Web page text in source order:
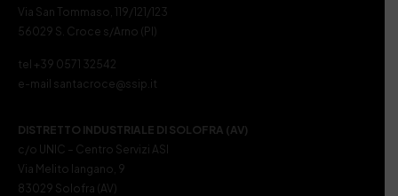
Via San Tommaso, 119/121/123
56029 S. Croce s/Arno (PI)
tel +39 0571 32542
e-mail santacroce@ssip.it
DISTRETTO INDUSTRIALE DI SOLOFRA (AV)
c/o UNIC – Centro Servizi ASI
Via Melito Iangano, 9
83029 Solofra (AV)